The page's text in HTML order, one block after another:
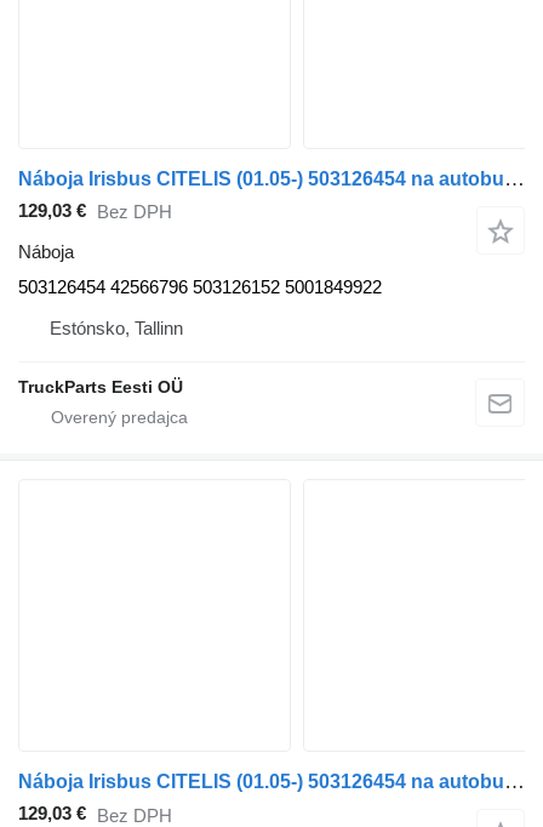
Náboja Irisbus CITELIS (01.05-) 503126454 na autobusa Irisbus Access, Evadys, Axer, Karosa, Recreo, Domino, Agora, Citelis, Eurorider (1999-)
129,03 €
Bez DPH
Náboja
503126454 42566796 503126152 5001849922
Estónsko, Tallinn
TruckParts Eesti OÜ
Náboja Irisbus CITELIS (01.05-) 503126454 na autobusa Irisbus Access, Evadys, Axer, Karosa, Recreo, Domino, Agora, Citelis, Eurorider (1999-)
129,03 € Bez DPH